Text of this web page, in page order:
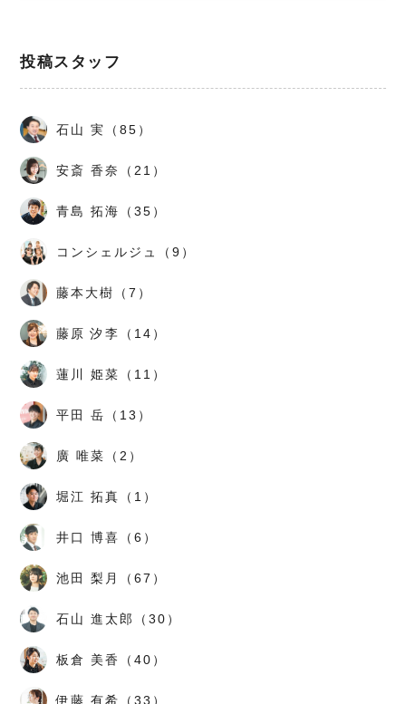
投稿スタッフ
石山 実（85）
安斎 香奈（21）
青島 拓海（35）
コンシェルジュ（9）
藤本大樹（7）
藤原 汐李（14）
蓮川 姫菜（11）
平田 岳（13）
廣 唯菜（2）
堀江 拓真（1）
井口 博喜（6）
池田 梨月（67）
石山 進太郎（30）
板倉 美香（40）
伊藤 有希（33）